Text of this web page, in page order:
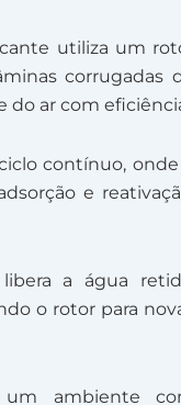
utiliza um
corrugadas
do ar com
contínuo,
e
a água
o rotor para
um ambiente